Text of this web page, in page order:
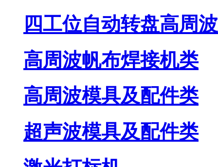
四工位自动转盘高周
高周波帆布焊接机类
高周波模具及配件类
超声波模具及配件类